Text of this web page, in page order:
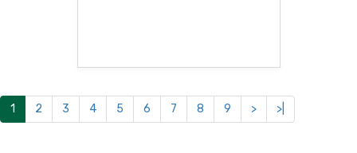
1 2 3 4 5 6 7 8 9 > >|